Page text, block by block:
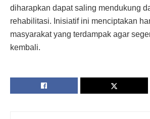
diharapkan dapat saling mendukung
rehabilitasi. Inisiatif ini menciptakan
masyarakat yang terdampak agar
kembali.